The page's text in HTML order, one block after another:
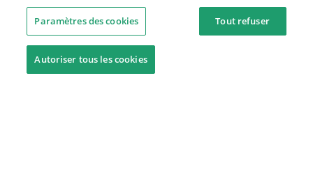
Paramètres des cookies Tout refuser
Autoriser tous les cookies